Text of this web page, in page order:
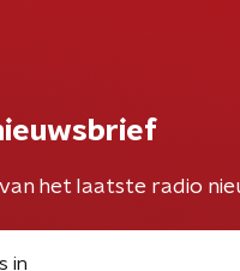
het laatste radio